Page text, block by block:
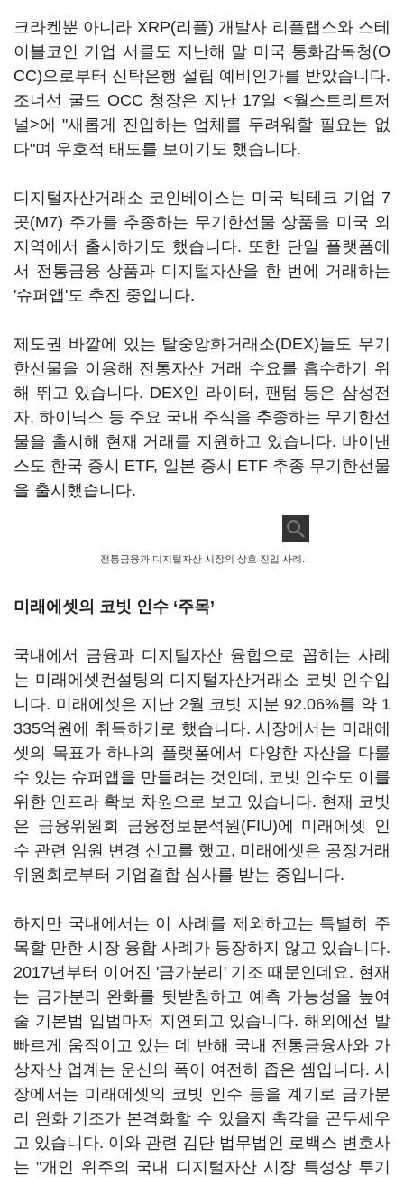
크라켄뿐 아니라 XRP(리플) 개발사 리플랩스와 스테
이블코인 기업 서클도 지난해 말 미국 통화감독청(O
CC)으로부터 신탁은행 설립 예비인가를 받았습니다.
조너선 굴드 OCC 청장은 지난 17일 <월스트리트저
널>에 "새롭게 진입하는 업체를 두려워할 필요는 없
다"며 우호적 태도를 보이기도 했습니다.
디지털자산거래소 코인베이스는 미국 빅테크 기업 7
곳(M7) 주가를 추종하는 무기한선물 상품을 미국 외
지역에서 출시하기도 했습니다. 또한 단일 플랫폼에
서 전통금융 상품과 디지털자산을 한 번에 거래하는
'슈퍼앱'도 추진 중입니다.
제도권 바깥에 있는 탈중앙화거래소(DEX)들도 무기
한선물을 이용해 전통자산 거래 수요를 흡수하기 위
해 뛰고 있습니다. DEX인 라이터, 팬텀 등은 삼성전
자, 하이닉스 등 주요 국내 주식을 추종하는 무기한선
물을 출시해 현재 거래를 지원하고 있습니다. 바이낸
스도 한국 증시 ETF, 일본 증시 ETF 추종 무기한선물
을 출시했습니다.
전통금융과 디지털자산 시장의 상호 진입 사례.
미래에셋의 코빗 인수 ‘주목’
국내에서 금융과 디지털자산 융합으로 꼽히는 사례
는 미래에셋컨설팅의 디지털자산거래소 코빗 인수입
니다. 미래에셋은 지난 2월 코빗 지분 92.06%를 약 1
335억원에 취득하기로 했습니다. 시장에서는 미래에
셋의 목표가 하나의 플랫폼에서 다양한 자산을 다룰
수 있는 슈퍼앱을 만들려는 것인데, 코빗 인수도 이를
위한 인프라 확보 차원으로 보고 있습니다. 현재 코빗
은 금융위원회 금융정보분석원(FIU)에 미래에셋 인
수 관련 임원 변경 신고를 했고, 미래에셋은 공정거래
위원회로부터 기업결합 심사를 받는 중입니다.
하지만 국내에서는 이 사례를 제외하고는 특별히 주
목할 만한 시장 융합 사례가 등장하지 않고 있습니다.
2017년부터 이어진 '금가분리' 기조 때문인데요. 현재
는 금가분리 완화를 뒷받침하고 예측 가능성을 높여
줄 기본법 입법마저 지연되고 있습니다. 해외에선 발
빠르게 움직이고 있는 데 반해 국내 전통금융사와 가
상자산 업계는 운신의 폭이 여전히 좁은 셈입니다. 시
장에서는 미래에셋의 코빗 인수 등을 계기로 금가분
리 완화 기조가 본격화할 수 있을지 촉각을 곤두세우
고 있습니다. 이와 관련 김단 법무법인 로백스 변호사
는 "개인 위주의 국내 디지털자산 시장 특성상 투기